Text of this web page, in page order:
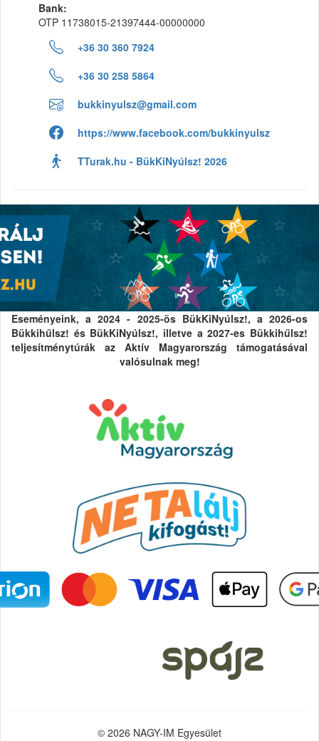
Bank:
OTP 11738015-21397444-00000000
+36 30 360 7924
+36 30 258 5864
bukkinyulsz@gmail.com
https://www.facebook.com/bukkinyulsz
TTurak.hu - BükKiNyúlsz! 2026
Eseményeink, a 2024 - 2025-ös BükKiNyúlsz!, a 2026-os
Bükkihűlsz! és BükKiNyúlsz!, illetve a 2027-es Bükkihűlsz!
teljesítménytúrák az Aktív Magyarország támogatásával
valósulnak meg!
© 2026 NAGY-IM Egyesület